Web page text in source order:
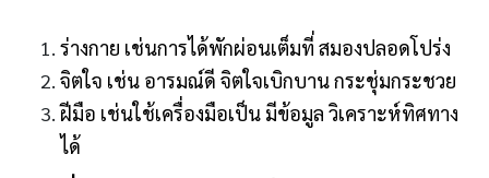
ร่างกาย เช่นการได้พักผ่อนเต็มที่ สมองปลอดโปร่ง
จิตใจ เช่น อารมณ์ดี จิตใจเบิกบาน กระชุ่มกระชวย
ฝีมือ เช่นใช้เครื่องมือเป็น มีข้อมูล วิเคราะห์ทิศทาง
ได้